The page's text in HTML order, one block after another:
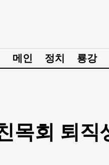
메인 정치 룡강
목회 퇴